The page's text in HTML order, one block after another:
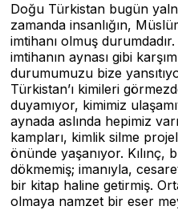
Doğu Türkistan bugün
zamanda insanlığın,
imtihanı olmuş durumdadır.
imtihanın aynası gibi
durumumuzu bize
Türkistan’ı kimileri
duyamıyor, kimimiz
aynada aslında hepimiz
kampları, kimlik silme
önünde yaşanıyor. Kılınç,
dökmemiş; imanıyla,
bir kitap haline getirmiş.
olmaya namzet bir eser